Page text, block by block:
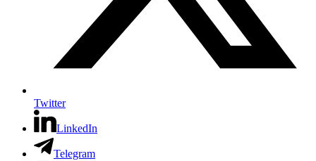
Twitter
LinkedIn
Telegram